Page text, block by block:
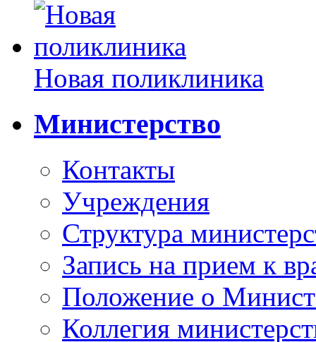
Новая поликлиника
Министерство
Контакты
Учреждения
Структура
Запись на прием к
Положение о
Коллегия